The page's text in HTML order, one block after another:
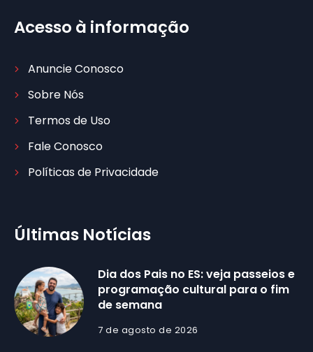
Acesso à informação
Anuncie Conosco
Sobre Nós
Termos de Uso
Fale Conosco
Políticas de Privacidade
Últimas Notícias
Dia dos Pais no ES: veja passeios e
programação cultural para o fim
de semana
7 de agosto de 2026